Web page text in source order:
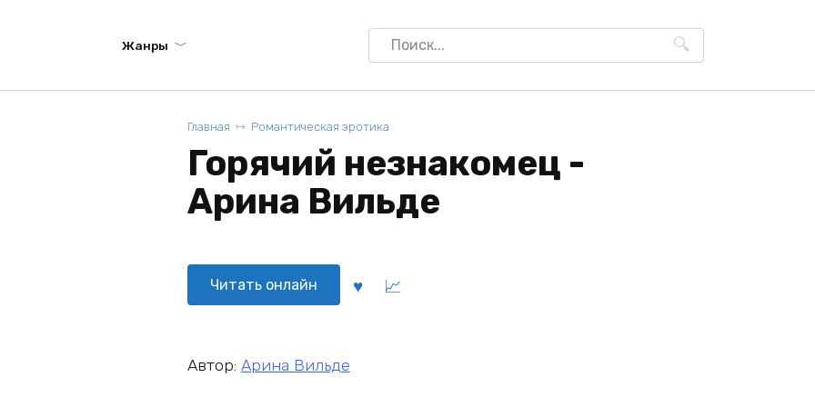
Жанры
Search
for:
Главная Романтическая эротика
Горячий незнакомец -
Арина Вильде
Читать онлайн
Автор: Арина Вильде